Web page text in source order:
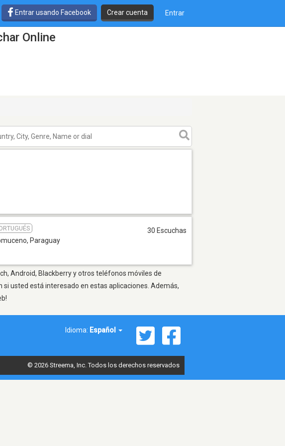
Entrar usando Facebook Crear cuenta Entrar
Online
, Paraguay
30 Escuchas
Android, Blackberry y otros teléfonos móviles de
usted está interesado en estas aplicaciones. Además,
Idioma: Español
© 2026 Streema, Inc. Todos los derechos reservados